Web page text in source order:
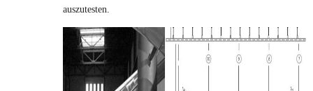
auszutesten.